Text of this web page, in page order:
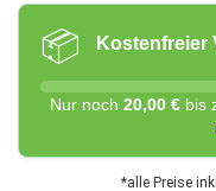
📦 Kostenfreier
Nur noch 20,00 € bis
*alle Preise